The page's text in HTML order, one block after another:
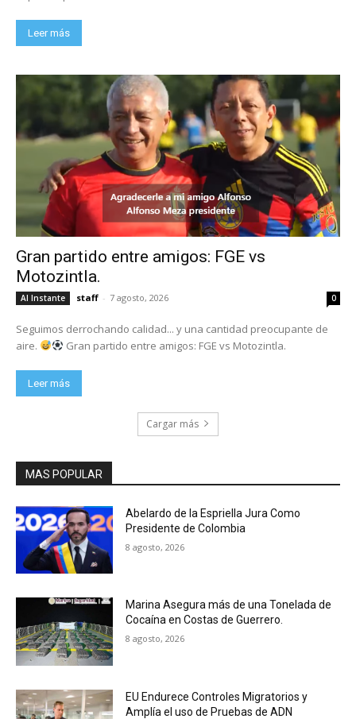
Leer más
Gran partido entre amigos: FGE vs
Motozintla.
Al Instante staff - 7 agosto, 2026 0
Seguimos derrochando calidad... y una cantidad preocupante de
aire.
Gran partido entre amigos: FGE vs Motozintla.
Leer más
Cargar más
MAS POPULAR
Abelardo de la Espriella Jura Como
Presidente de Colombia
8 agosto, 2026
Marina Asegura más de una Tonelada de
Cocaína en Costas de Guerrero.
8 agosto, 2026
EU Endurece Controles Migratorios y
Amplía el uso de Pruebas de ADN